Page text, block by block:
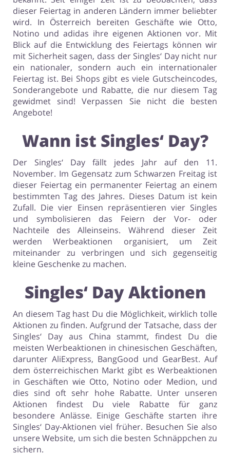
dieser Feiertag in anderen Ländern immer beliebter
wird. In Österreich bereiten Geschäfte wie Otto,
Notino und adidas ihre eigenen Aktionen vor. Mit
Blick auf die Entwicklung des Feiertags können wir
mit Sicherheit sagen, dass der Singles‘ Day nicht nur
ein nationaler, sondern auch ein internationaler
Feiertag ist. Bei Shops gibt es viele Gutscheincodes,
Sonderangebote und Rabatte, die nur diesem Tag
gewidmet sind! Verpassen Sie nicht die besten
Angebote!
Wann ist Singles‘ Day?
Der Singles‘ Day fällt jedes Jahr auf den 11.
November. Im Gegensatz zum Schwarzen Freitag ist
dieser Feiertag ein permanenter Feiertag an einem
bestimmten Tag des Jahres. Dieses Datum ist kein
Zufall. Die vier Einsen repräsentieren vier Singles
und symbolisieren das Feiern der Vor- oder
Nachteile des Alleinseins. Während dieser Zeit
werden Werbeaktionen organisiert, um Zeit
miteinander zu verbringen und sich gegenseitig
kleine Geschenke zu machen.
Singles‘ Day Aktionen
An diesem Tag hast Du die Möglichkeit, wirklich tolle
Aktionen zu finden. Aufgrund der Tatsache, dass der
Singles‘ Day aus China stammt, findest Du die
meisten Werbeaktionen in chinesischen Geschäften,
darunter AliExpress, BangGood und GearBest. Auf
dem österreichischen Markt gibt es Werbeaktionen
in Geschäften wie Otto, Notino oder Medion, und
dies sind oft sehr hohe Rabatte. Unter unseren
Aktionen findest Du viele Rabatte für ganz
besondere Anlässe. Einige Geschäfte starten ihre
Singles‘ Day-Aktionen viel früher. Besuchen Sie also
unsere Website, um sich die besten Schnäppchen zu
sichern.